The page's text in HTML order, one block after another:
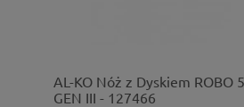
AL-KO Nóż z Dyskiem ROBO
GEN III - 127466